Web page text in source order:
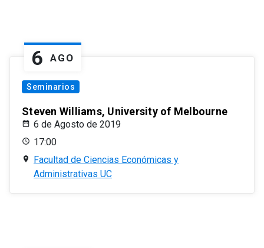
6 AGO
Seminarios
Steven Williams, University of Melbourne
6 de Agosto de 2019
17:00
Facultad de Ciencias Económicas y
Administrativas UC